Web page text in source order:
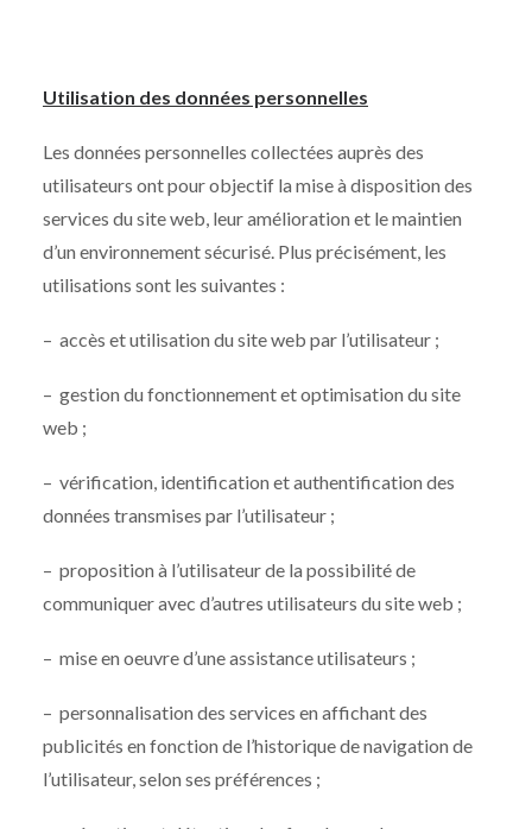
Utilisation des données personnelles
Les données personnelles collectées auprès des
utilisateurs ont pour objectif la mise à disposition des
services du site web, leur amélioration et le maintien
d’un environnement sécurisé. Plus précisément, les
utilisations sont les suivantes :
– accès et utilisation du site web par l’utilisateur ;
– gestion du fonctionnement et optimisation du site
web ;
– vérification, identification et authentification des
données transmises par l’utilisateur ;
– proposition à l’utilisateur de la possibilité de
communiquer avec d’autres utilisateurs du site web ;
– mise en oeuvre d’une assistance utilisateurs ;
– personnalisation des services en affichant des
publicités en fonction de l’historique de navigation de
l’utilisateur, selon ses préférences ;